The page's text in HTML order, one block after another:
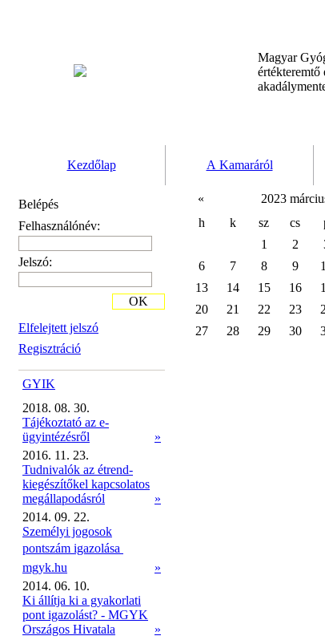
Magyar
értékteremtő
Kezdőlap A Kamaráról
Belépés
Felhasználónév:
Jelszó:
Elfelejtett jelszó
Regisztráció
OK
GYIK
2018. 08. 30.
Tájékoztató az e-
ügyintézésről
»
2016. 11. 23.
Tudnivalók az étrend-
kiegészítőkel kapcsolatos
megállapodásról
»
2014. 09. 22.
Személyi jogosok
pontszám igazolása 
mgyk.hu
»
2014. 06. 10.
Ki állítja ki a gyakorlati
pont igazolást? - MGYK
Országos Hivatala
»
« 2023
h
k sz cs
1
2
6
7 8 9
13
14 15 16
20
21 22 23
27
28 29 30